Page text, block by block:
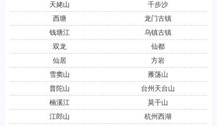
天姥山
千步沙
西塘
龙门古镇
钱塘江
乌镇古镇
双龙
仙都
仙居
方岩
雪窦山
雁荡山
普陀山
台州天台山
楠溪江
莫干山
江郎山
杭州西湖